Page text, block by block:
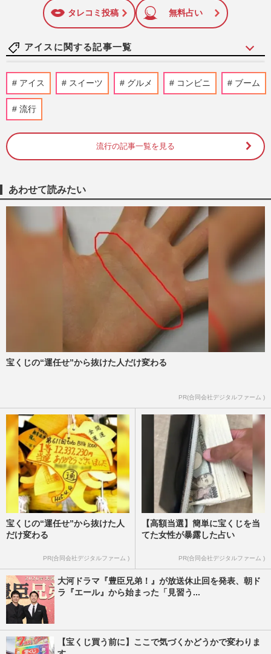
に追加
タレコミ投稿 無料占い
アイスに関する記事一覧
《期間限定》組み合わせは648通り！自分
で作る『my 雪見だいふく』開店、ロッテ
《30周年のポケモン×ガリガリ君》“御三
家”＆“伝説”勢揃いのオリジナルグッズに
週刊女性PRIME
明治『スーパーカップ チョコミント』が
『スーハーカップ』に！「気付かれるのが
早かった」担当者に聞いた…
週刊女性PRIME 2026/3/25
コンビニ大手3社のひんやりスイーツ頂上
対決！専門家2人が「ぶっちぎり」大絶賛
したおすすめシリーズ
週刊女性2024年6月25日号 2024/6/14
アイス スイーツ グルメ コンビニ ブーム
流行
流行の記事一覧を見る
あわせて読みたい
宝くじの“運任せ”から抜けた人だけ変わる
PR(合同会社デジタルファーム )
宝くじの“運任せ”から抜けた人
だけ変わる
PR(合同会社デジタルファーム )
【高額当選】簡単に宝くじを当
てた女性が暴露した占い
PR(合同会社デジタルファーム )
大河ドラマ『豊臣兄弟！』が放送休止回を発表、朝ド
ラ『エール』から始まった「見習う...
【宝くじ買う前に】ここで気づくかどうかで変わりま